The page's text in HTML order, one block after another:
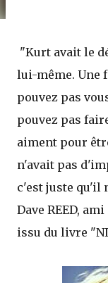
"Kurt avait le
lui-même. Une
pouvez pas
pouvez pas
aiment pour
n'avait pas
c'est juste qu'il
Dave REED,
issu du livre